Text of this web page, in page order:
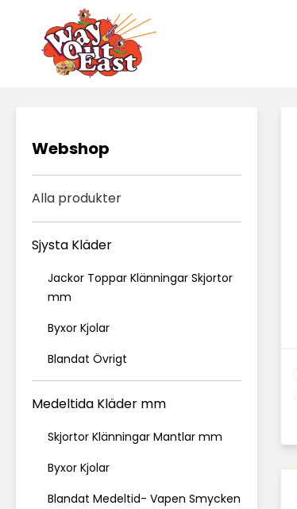
Webshop
Alla produkter
Sjysta Kläder
Jackor Toppar Klänningar Skjortor
mm
Byxor Kjolar
Blandat Övrigt
Medeltida Kläder mm
Skjortor Klänningar Mantlar mm
Byxor Kjolar
Blandat Medeltid- Vapen Smycken